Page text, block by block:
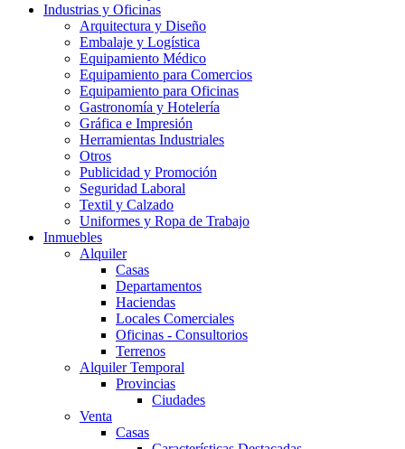
Industrias y Oficinas
Arquitectura y Diseño
Embalaje y Logística
Equipamiento Médico
Equipamiento para Comercios
Equipamiento para Oficinas
Gastronomía y Hotelería
Gráfica e Impresión
Herramientas Industriales
Otros
Publicidad y Promoción
Seguridad Laboral
Textil y Calzado
Uniformes y Ropa de Trabajo
Inmuebles
Alquiler
Casas
Departamentos
Haciendas
Locales Comerciales
Oficinas - Consultorios
Terrenos
Alquiler Temporal
Provincias
Ciudades
Venta
Casas